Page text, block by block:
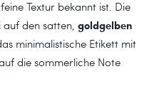
Textur bekannt ist. Die
auf den satten, goldgelben
minimalistische Etikett mit
die sommerliche Note